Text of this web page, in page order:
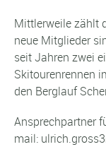
Mittlerweile zählt
neue Mitglieder
seit Jahren zwei
Skitourenrennen
den Berglauf
Ansprechpartner
mail: